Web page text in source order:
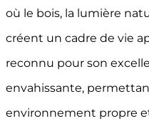
où le bois, la lumière
créent un cadre de vie
reconnu pour son
envahissante,
environnement propre